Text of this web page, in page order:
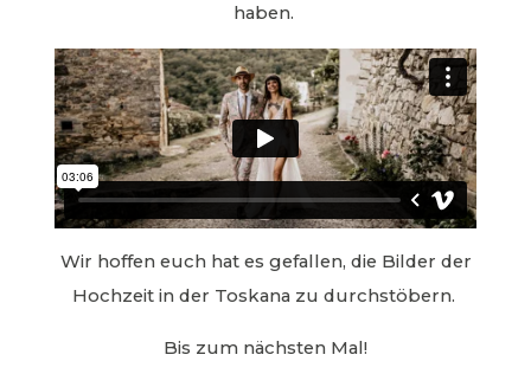
haben.
Wir hoffen euch hat es gefallen, die Bilder der
Hochzeit in der Toskana zu durchstöbern.
Bis zum nächsten Mal!